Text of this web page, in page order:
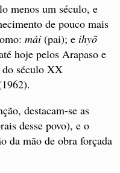
menos um século, e
de pouco mais
mái (pai); e ihyõ
hoje pelos Arapaso e
século XX
destacam-se as
desse povo), e o
da mão de obra forçada